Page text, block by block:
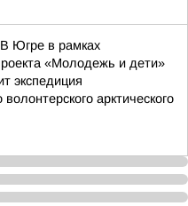
Югре в рамках
«Молодежь и дети»
экспедиция
арктического